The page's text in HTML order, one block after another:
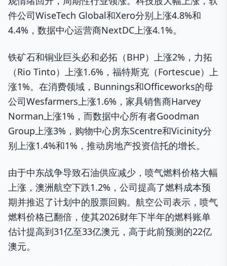
件公司WiseTech Global和Xero分别上涨4.8%和
4.4%，数据中心运营商NextDC上涨4.1%。
铁矿石和铜业巨头必和必拓（BHP）上涨2%，力拓
（Rio Tinto）上涨1.6%，福特斯克（Fortescue）上
涨1%。在消费领域，Bunnings和Officeworks的母
公司Wesfarmers上涨1.6%，家具销售商Harvey
Norman上涨1%，而数据中心所有者Goodman
Group上涨3%，购物中心房东Scentre和Vicinity分
别上涨1.4%和1%，推动房地产投资信托的增长。
由于中东战争导致石油供应减少，喷气燃料价格大幅
上涨，澳洲航空下跌1.2%，公司提高了燃料成本预
期并推迟了计划中的股票回购。航空公司表示，喷气
燃料价格已翻倍，使其2026财年下半年的燃料账单
估计提高到31亿至33亿澳元，高于此前预测的22亿
澳元。